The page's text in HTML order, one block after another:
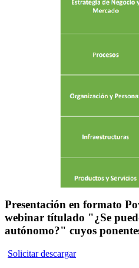
Presentación en formato
webinar títulado "¿Se
autónomo?" cuyos
Solicitar descargar